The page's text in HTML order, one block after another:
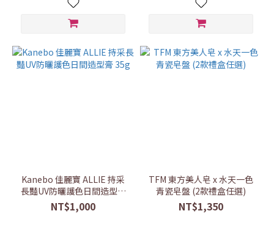
Kanebo 佳麗寶 ALLIE 持采
長豔UV防曬護色日間造型膏
35g
NT$1,000
TFM 東方美人皂 x 水天一色
青瓷皂盤 (2款禮盒任選)
NT$1,350